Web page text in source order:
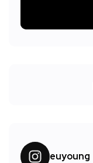
euyoung